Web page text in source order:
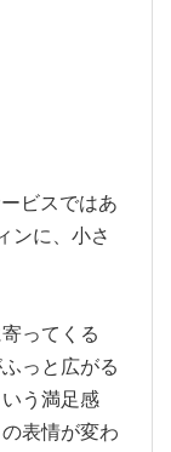
ビスではあ
ンに、小さ
ってくる
っと広がる
う満足感
表情が変わ